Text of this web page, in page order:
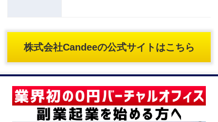
株式会社Candeeの公式サイトはこちら